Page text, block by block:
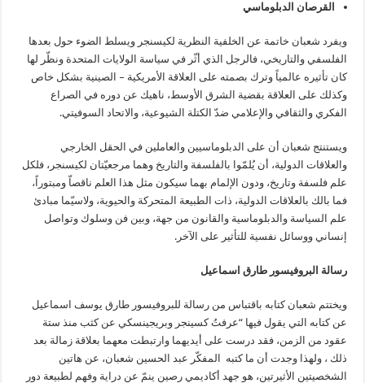
القرصان الدبلوماسي
ويفرد شعبان خاتمة عن الخلفية النظرية لكيسنجر ويسلط الضوء حول بعدها
الفلسفي والتاريخي، فالرجل الذي أثّر في سياسة الولايات المتحدة ونظّر لها
كان تأثيره عالمياً وترك بصمته على العلاقة الأمريكية – الصينية بشكل خاص
وكذلك على العلاقة بقضية الشرق الأوسط، ناهيك عن دوره في الصراع
الفكري والثقافي والإعلامي ضدّ الكتلة الشيوعية، والاتحاد السوفيتي.
ويستنتج شعبان أن على الدبلوماسيين والعاملين في الحقل الخارجي
والعلاقات الدولية، أن يُلمّوا بالفلسفة والتاريخ وهما مرجعيّتان لكيسنجر، فلكل
علم فلسفة وتاريخ، ودون الإلمام بهما سيكون مثل هذا العلم ناقصاّ ومبتوراً،
فما بالك بالعلاقات الدولية، ذات الطبيعة المتحركة والحيوية، ولاسيّما مبادئ
علم السياسة والدبلوماسية والقانون من جهة، وبين فن وسلوك وتواصل
إنساني ووسائل نفسية للتأثير على الآخر.
رسالة البروفيسور طارق اسماعيل
ويختتم شعبان كتابه باقتباس من رسالة للبروفيسور طارق يوسف اسماعيل
عن كتابه التي يقول فيها “عرفتُ كسينجر وبريجينسكي عن كثب منذ ستة
عقود من الزمن، فقد درست على أيديهما وارتبطت معهما بعلاقة زمالة بعد
ذلك ، ولهذا وجدت أن ما كتبه المفكّر عبد الحسين شعبان، عن هاتين
الشخصيتين الأثيرتين، هو جهد أكاديمي رصين ينمّ عن دراية وفهم لطبيعة دور